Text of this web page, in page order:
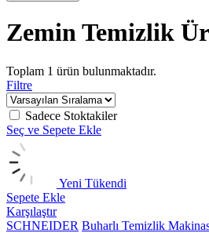
Zemin Temizlik
Toplam 1 ürün bulunmaktadır.
Filtre
Sadece Stoktakiler
Seç ve Sepete Ekle
Yeni Tükendi
Sepete Ekle
Karşılaştır
SCHNEIDER Buharlı Temizlik